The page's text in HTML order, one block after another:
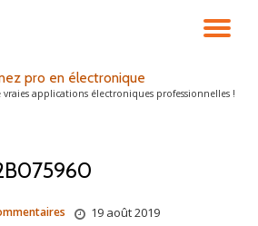
LA
pro en électronique
applications électroniques professionnelles !
19 août 2019